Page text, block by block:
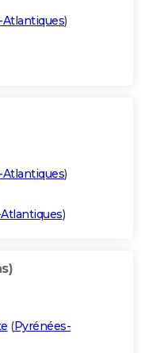
)
)
)
(Pyrénées-